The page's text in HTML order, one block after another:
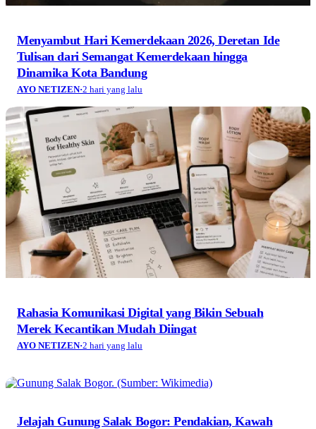
Menyambut Hari Kemerdekaan 2026, Deretan Ide
Tulisan dari Semangat Kemerdekaan hingga
Dinamika Kota Bandung
AYO NETIZEN·2 hari yang lalu
Rahasia Komunikasi Digital yang Bikin Sebuah
Merek Kecantikan Mudah Diingat
AYO NETIZEN·2 hari yang lalu
Jelajah Gunung Salak Bogor: Pendakian, Kawah